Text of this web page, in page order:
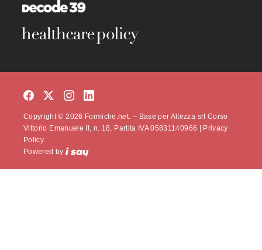
Copyright © 2026 Formiche.net. – Base per Altezza srl Corso
Vittorio Emanuele II, n. 18, Partita IVA 05831140966 | Privacy
Policy.
Powered by